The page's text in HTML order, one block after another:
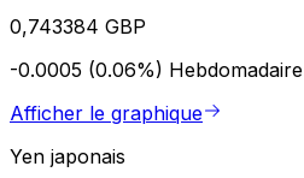
0,743384 GBP
-0.0005 (0.06%) Hebdomadaire
Afficher le graphique
Yen japonais